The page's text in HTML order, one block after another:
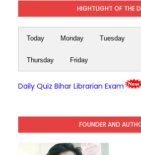
HIGHTLIGHT OF THE
Today Monday Tuesday
Thursday Friday
Daily Quiz Bihar Librarian Exam
FOUNDER AND